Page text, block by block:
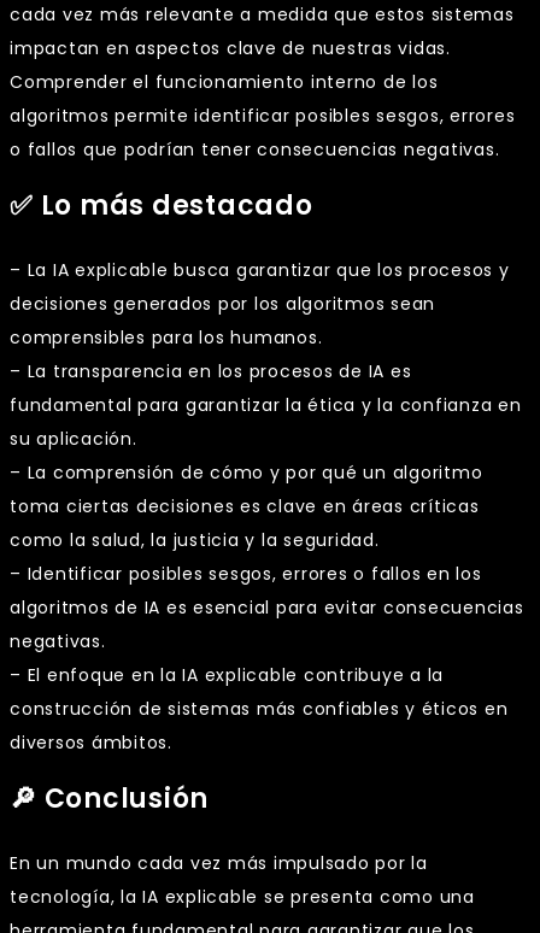
cada vez más relevante a medida que estos sistemas
impactan en aspectos clave de nuestras vidas.
Comprender el funcionamiento interno de los
algoritmos permite identificar posibles sesgos, errores
o fallos que podrían tener consecuencias negativas.
✅ Lo más destacado
– La IA explicable busca garantizar que los procesos y
decisiones generados por los algoritmos sean
comprensibles para los humanos.
– La transparencia en los procesos de IA es
fundamental para garantizar la ética y la confianza en
su aplicación.
– La comprensión de cómo y por qué un algoritmo
toma ciertas decisiones es clave en áreas críticas
como la salud, la justicia y la seguridad.
– Identificar posibles sesgos, errores o fallos en los
algoritmos de IA es esencial para evitar consecuencias
negativas.
– El enfoque en la IA explicable contribuye a la
construcción de sistemas más confiables y éticos en
diversos ámbitos.
🔎 Conclusión
En un mundo cada vez más impulsado por la
tecnología, la IA explicable se presenta como una